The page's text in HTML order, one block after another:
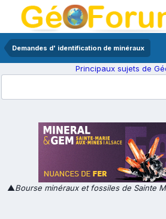
Demandes d' identification de minéraux
Principaux sujets de
▲Bourse minéraux et fossiles de Sainte